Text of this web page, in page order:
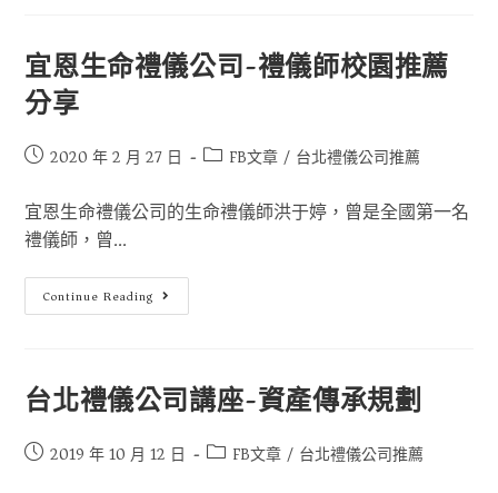
宜恩生命禮儀公司-禮儀師校園推薦
分享
2020 年 2 月 27 日 FB文章 / 台北禮儀公司推薦
宜恩生命禮儀公司的生命禮儀師洪于婷，曾是全國第一名
禮儀師，曾...
Continue Reading
台北禮儀公司講座-資產傳承規劃
2019 年 10 月 12 日 FB文章 / 台北禮儀公司推薦